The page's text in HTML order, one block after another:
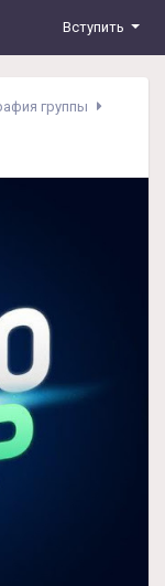
Вступить
группы